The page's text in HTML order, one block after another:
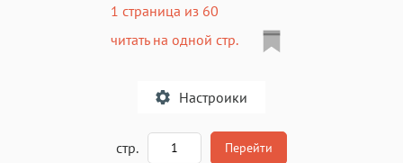
1 страница из 60
читать на одной стр.
Настроики
стр. Перейти